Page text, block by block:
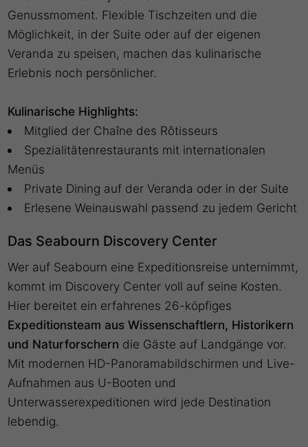
Genussmoment. Flexible Tischzeiten und die
Möglichkeit, in der Suite oder auf der eigenen
Veranda zu speisen, machen das kulinarische
Erlebnis noch persönlicher.
Kulinarische Highlights:
Mitglied der Chaîne des Rôtisseurs
Spezialitätenrestaurants mit internationalen
Menüs
Private Dining auf der Veranda oder in der Suite
Erlesene Weinauswahl passend zu jedem Gericht
Das Seabourn Discovery Center
Wer auf Seabourn eine Expeditionsreise unternimmt,
kommt im Discovery Center voll auf seine Kosten.
Hier bereitet ein erfahrenes 26-köpfiges
Expeditionsteam aus Wissenschaftlern, Historikern
und Naturforschern die Gäste auf Landgänge vor.
Mit modernen HD-Panoramabildschirmen und Live-
Aufnahmen aus U-Booten und
Unterwasserexpeditionen wird jede Destination
lebendig.